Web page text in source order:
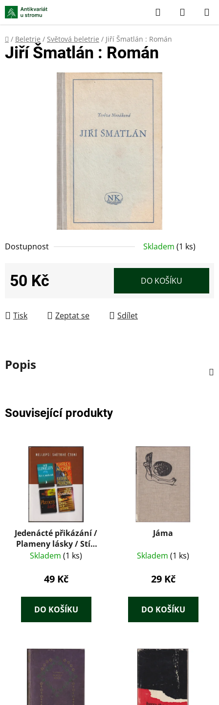
Přejít
na
obsah
Hledat
KOŠÍK
Domů
/ Beletrie / Světová beletrie / Jiří Šmatlán : Román
Dostupnost Skladem (1 ks)
50 Kč DO KOŠÍKU
Tisk Zeptat se Sdílet
Jiří Šmatlán : Román
Popis
Související produkty
Jedenácté přikázání /
Plameny lásky / Stín
v písčinách / Dělej, že
Skladem (1 ks)
49 Kč
DO KOŠÍKU
Jáma
Skladem (1 ks)
29 Kč
DO KOŠÍKU